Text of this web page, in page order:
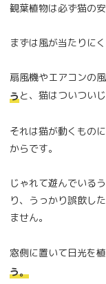
観葉植物は必ず猫の
まずは風が当たりに
扇風機やエアコンの
うと、猫はついつい
それは猫が動くもの
からです。
じゃれて遊んでいる
り、うっかり誤飲し
ません。
窓側に置いて日光を
う。